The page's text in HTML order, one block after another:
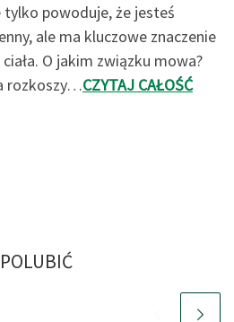
tylko powoduje, że jesteś
ale ma kluczowe znaczenie
O jakim związku mowa?
rozkoszy…CZYTAJ CAŁOŚĆ